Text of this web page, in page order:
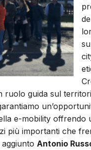
ruolo guida sul
e-mobility
più importanti che
Antonio